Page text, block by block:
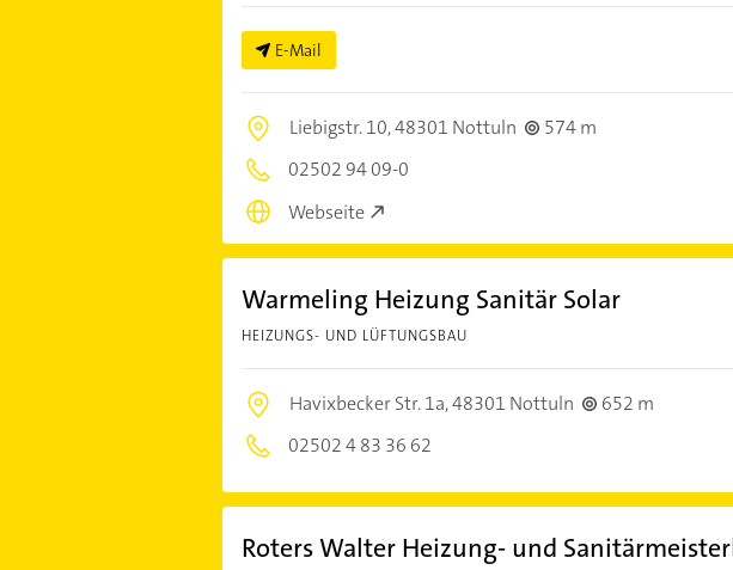
E-Mail
Liebigstr. 10,48301 Nottuln
574 m
02502 94 09-0
Webseite
Warmeling Heizung Sanitär Solar
HEIZUNGS- UND LÜFTUNGSBAU
Havixbecker Str. 1a,48301 Nottuln
652 m
02502 4 83 36 62
Roters Walter Heizung- und